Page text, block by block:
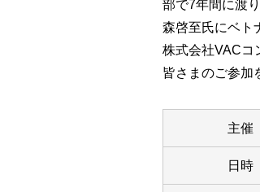
部で7年間に渡
森啓至氏にベト
株式会社VACコ
皆さまのご参加
主催
日時